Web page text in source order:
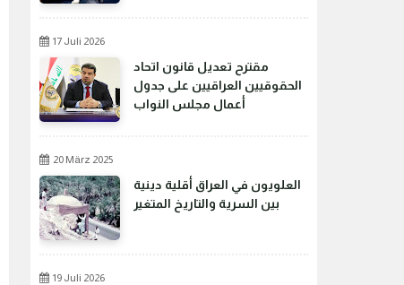
17 Juli 2026
مقترح تعديل قانون اتحاد
الحقوقيين العراقيين على جدول
أعمال مجلس النواب
20 März 2025
العلويون في العراق أقلية دينية
بين السرية والتاريخ المتغير
19 Juli 2026